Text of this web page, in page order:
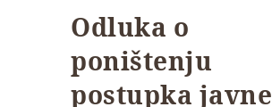
Odluka o
poništenju
postupka javne